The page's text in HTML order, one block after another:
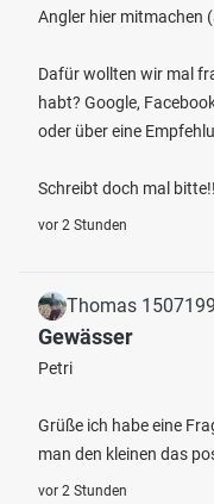
Angler hier mitmachen
Dafür wollten wir mal
habt? Google,
oder über eine
Schreibt doch mal
vor 2 Stunden
Thomas
Gewässer
Petri
Grüße ich habe eine
man den kleinen das
vor 2 Stunden